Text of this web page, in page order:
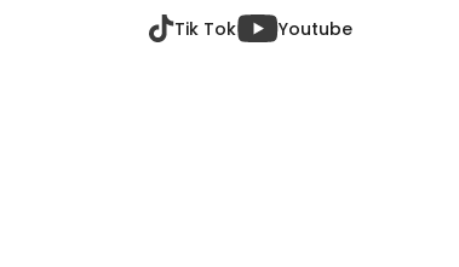
Tik Tok Youtube